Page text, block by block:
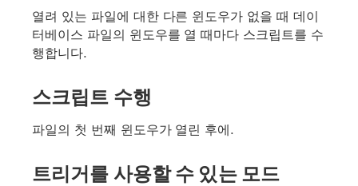
열려 있는 파일에 대한 다른 윈도우가 없을 때 데이
터베이스 파일의 윈도우를 열 때마다 스크립트를 수
행합니다.
스크립트 수행
파일의 첫 번째 윈도우가 열린 후에.
트리거를 사용할 수 있는 모드